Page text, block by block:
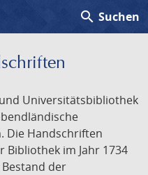
search Suchen
Universitätsbibliothek
Die Handschriften
im Jahr 1734
der